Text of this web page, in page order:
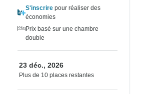
S'inscrire pour réaliser des
économies
Prix basé sur une chambre
double
23 déc., 2026
Plus de 10 places restantes